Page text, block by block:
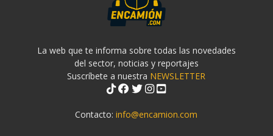
La web que te informa sobre todas las novedades
del sector, noticias y reportajes
Suscríbete a nuestra NEWSLETTER
Contacto:info@encamion.com